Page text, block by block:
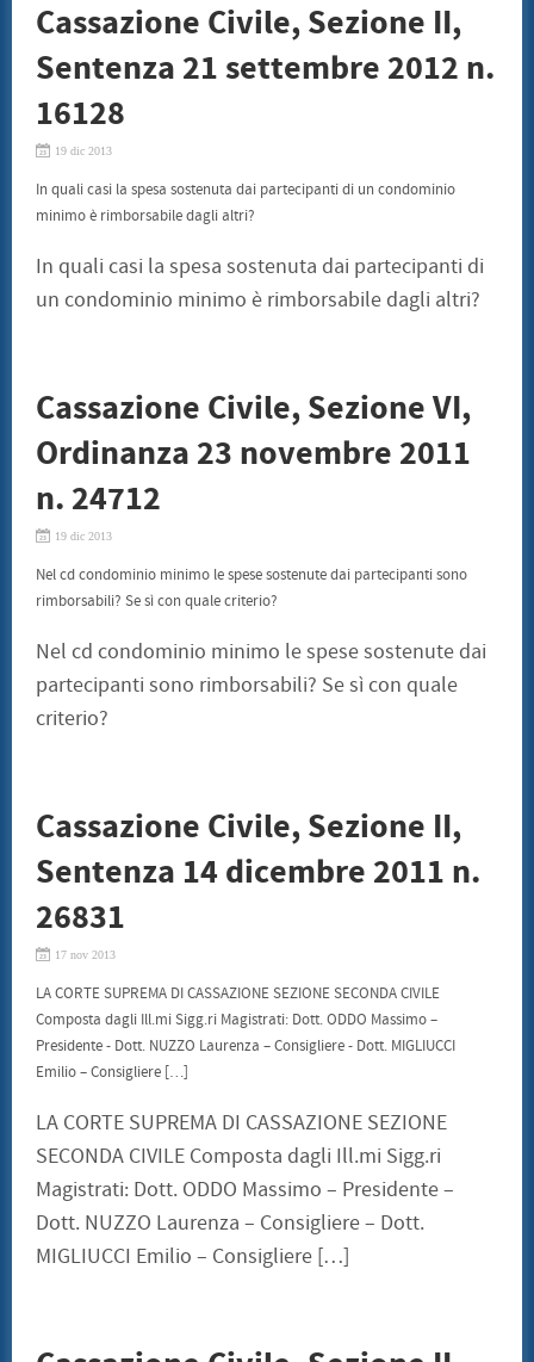
Cassazione Civile, Sezione II,
Sentenza 21 settembre 2012 n.
16128
19 dic 2013
In quali casi la spesa sostenuta dai partecipanti di un condominio
minimo è rimborsabile dagli altri?
In quali casi la spesa sostenuta dai partecipanti di
un condominio minimo è rimborsabile dagli altri?
Cassazione Civile, Sezione VI,
Ordinanza 23 novembre 2011
n. 24712
19 dic 2013
Nel cd condominio minimo le spese sostenute dai partecipanti sono
rimborsabili? Se sì con quale criterio?
Nel cd condominio minimo le spese sostenute dai
partecipanti sono rimborsabili? Se sì con quale
criterio?
Cassazione Civile, Sezione II,
Sentenza 14 dicembre 2011 n.
26831
17 nov 2013
LA CORTE SUPREMA DI CASSAZIONE SEZIONE SECONDA CIVILE
Composta dagli Ill.mi Sigg.ri Magistrati: Dott. ODDO Massimo –
Presidente - Dott. NUZZO Laurenza – Consigliere - Dott. MIGLIUCCI
Emilio – Consigliere […]
LA CORTE SUPREMA DI CASSAZIONE SEZIONE
SECONDA CIVILE Composta dagli Ill.mi Sigg.ri
Magistrati: Dott. ODDO Massimo – Presidente –
Dott. NUZZO Laurenza – Consigliere – Dott.
MIGLIUCCI Emilio – Consigliere […]